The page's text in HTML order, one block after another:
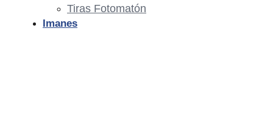
Tiras Fotomatón
Imanes